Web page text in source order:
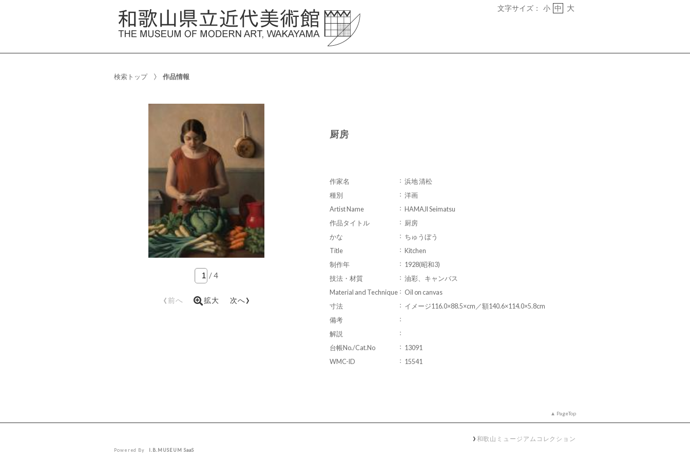
文字サイズ： 小 中 大
検索トップ 作品情報
/4
‹前へ 拡大 次へ›
厨房
作家名
浜地 清松
種別
洋画
Artist Name
HAMAJI Seimatsu
作品タイトル
厨房
かな
ちゅうぼう
Title
Kitchen
制作年
1928(昭和3)
技法・材質
油彩、キャンバス
Material and Technique
Oil on canvas
寸法
イメージ116.0×88.5×cm／額140.6×114.0×5.8cm
備考
解説
台帳No./Cat.No
13091
WMC-ID
15541
PageTop
和歌山ミュージアムコレクション
Powered By I.B.MUSEUM SaaS